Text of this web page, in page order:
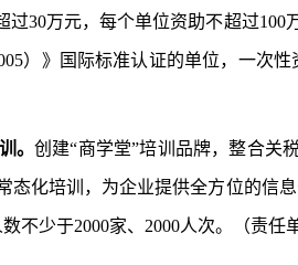
过30万元，每个单位资助不超过
）》国际标准认证的单位，一次
。创建“商学堂”培训品牌，整合关
态化培训，为企业提供全方位的信
不少于2000家、2000人次。（责任